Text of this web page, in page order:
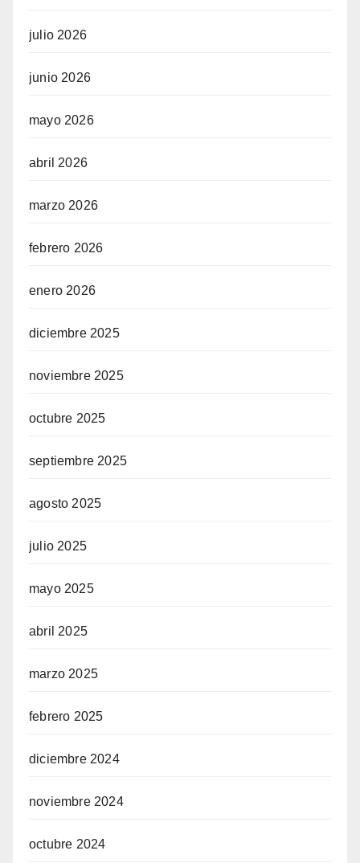
julio 2026
junio 2026
mayo 2026
abril 2026
marzo 2026
febrero 2026
enero 2026
diciembre 2025
noviembre 2025
octubre 2025
septiembre 2025
agosto 2025
julio 2025
mayo 2025
abril 2025
marzo 2025
febrero 2025
diciembre 2024
noviembre 2024
octubre 2024